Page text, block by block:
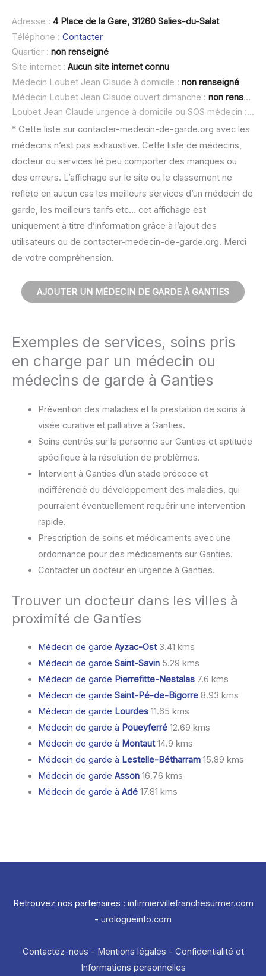
Adresse : 4 Place de la Gare, 31260 Salies-du-Salat
Téléphone : Contacter
Quartier : non renseigné
Site internet : Aucun site internet connu
Médecin Loubet Jean Claude à domicile : non renseigné
Médecin Loubet Jean Claude ouvert dimanche : non renseigné
Loubet Jean Claude urgence à domicile ou SOS médecin :
* Cette liste sur contacter-medecin-de-garde.org avec les
médecins n’est pas exhaustive. Cette liste de médecins,
docteur ou services lié peu comporter des manques ou
des erreurs. L’affichage sur le site ou le classement ne
reflète en aucun cas les meilleurs services d’un médecin de
garde, les meilleurs tarifs etc… cet affichage est
uniquement à titre d’information grâce à l’ajout des
utilisateurs ou de contacter-medecin-de-garde.org. Merci
de votre compréhension.
AJOUTER UN MÉDECIN DE GARDE À GANTIES
Exemples de services, soins pris
en charge par un médecin ou
médecins de garde à Ganties
Prévention des maladies et la prestation de soins à
visée curative et palliative à Ganties.
Soins centrés sur la personne sur Ganties et aptitude
spécifique à la résolution de problèmes.
Intervient à Ganties d’un stade précoce et
indifférencié du développement des maladies, qui
pourraient éventuellement requérir une intervention
rapide.
Prescription de soins et médicaments avec une
ordonnance pour des médicaments sur Ganties.
Contacter un docteur en urgence à Ganties.
Trouver un docteur dans les villes à
proximité de Ganties
Médecin de garde Ayzac-Ost3.41 kms
Médecin de garde Saint-Savin5.29 kms
Médecin de garde Pierrefitte-Nestalas7.6 kms
Médecin de garde Saint-Pé-de-Bigorre8.93 kms
Médecin de garde Lourdes11.65 kms
Médecin de garde à Poueyferré12.69 kms
Médecin de garde à Montaut14.9 kms
Médecin de garde à Lestelle-Bétharram15.89 kms
Médecin de garde Asson16.76 kms
Médecin de garde à Adé17.81 kms
Retrouvez nos partenaires : infirmiervillefranchesurmer.com
- urologueinfo.com
Contactez-nous - Mentions légales - Confidentialité et
Informations personnelles